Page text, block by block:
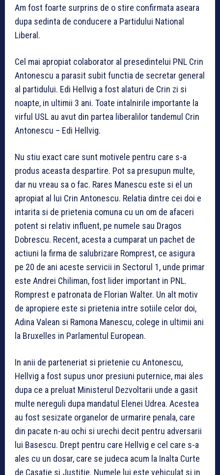
Am fost foarte surprins de o stire confirmata aseara
dupa sedinta de conducere a Partidului National
Liberal.
Cel mai apropiat colaborator al presedintelui PNL Crin
Antonescu a parasit subit functia de secretar general
al partidului. Edi Hellvig a fost alaturi de Crin zi si
noapte, in ultimii 3 ani. Toate intalnirile importante la
virful USL au avut din partea liberalilor tandemul Crin
Antonescu – Edi Hellvig.
Nu stiu exact care sunt motivele pentru care s-a
produs aceasta despartire. Pot sa presupun multe,
dar nu vreau sa o fac. Rares Manescu este si el un
apropiat al lui Crin Antonescu. Relatia dintre cei doi e
intarita si de prietenia comuna cu un om de afaceri
potent si relativ influent, pe numele sau Dragos
Dobrescu. Recent, acesta a cumparat un pachet de
actiuni la firma de salubrizare Romprest, ce asigura
pe 20 de ani aceste servicii in Sectorul 1, unde primar
este Andrei Chiliman, fost lider important in PNL.
Romprest e patronata de Florian Walter. Un alt motiv
de apropiere este si prietenia intre sotiile celor doi,
Adina Valean si Ramona Manescu, colege in ultimii ani
la Bruxelles in Parlamentul European.
In anii de parteneriat si prietenie cu Antonescu,
Hellvig a fost supus unor presiuni puternice, mai ales
dupa ce a preluat Ministerul Dezvoltarii unde a gasit
multe nereguli dupa mandatul Elenei Udrea. Acestea
au fost sesizate organelor de urmarire penala, care
din pacate n-au ochi si urechi decit pentru adversarii
lui Basescu. Drept pentru care Hellvig e cel care s-a
ales cu un dosar, care se judeca acum la Inalta Curte
de Casatie si Justitie. Numele lui este vehiculat si in